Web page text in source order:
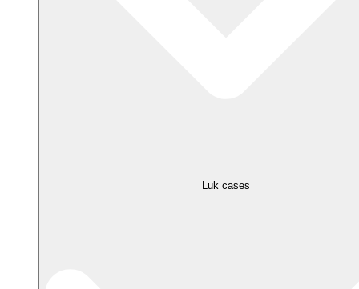
Luk cases